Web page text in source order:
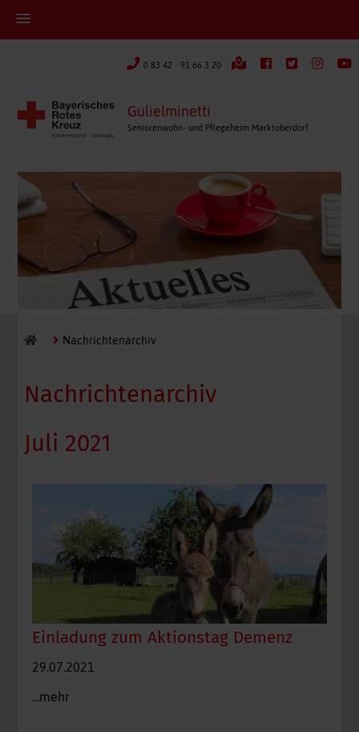
0 83 42 - 91 66 3 20
Gulielminetti
Seniorenwohn- und Pflegeheim Marktoberdorf
Nachrichtenarchiv
Nachrichtenarchiv
Juli 2021
Einladung zum Aktionstag Demenz
29.07.2021
...mehr